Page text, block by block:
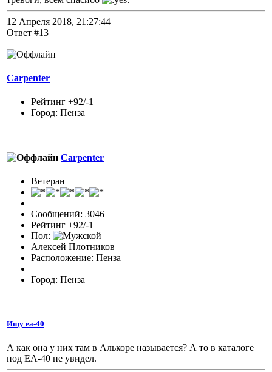
12 Апреля 2018, 21:27:44
Ответ #13
Carpenter
Рейтинг +92/-1
Город: Пенза
Carpenter
Ветеран
Сообщений: 3046
Рейтинг +92/-1
Пол:
Алексей Плотников
Расположение: Пенза
Город: Пенза
Ищу еа-40
А как она у них там в Алькоре называется? А то в каталоге
под ЕА-40 не увидел.